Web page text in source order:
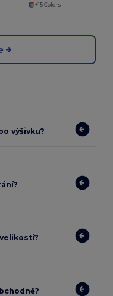
+15 Colors
výšivku?